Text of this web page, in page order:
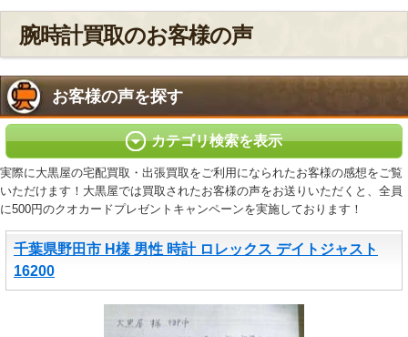
腕時計買取のお客様の声
お客様の声を探す
カテゴリ検索を表示
実際に大黒屋の宅配買取・出張買取をご利用になられたお客様の感想をご覧
いただけます！大黒屋では買取されたお客様の声をお送りいただくと、全員
に500円のクオカードプレゼントキャンペーンを実施しております！
千葉県野田市 H様 男性 時計 ロレックス デイトジャスト
16200